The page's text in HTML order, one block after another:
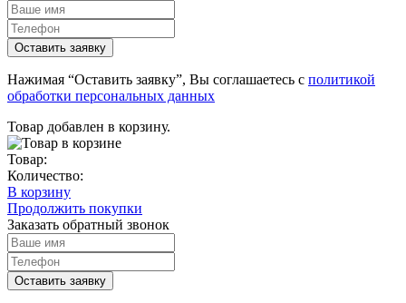
Нажимая “Оставить заявку”, Вы соглашаетесь с политикой
обработки персональных данных
Товар добавлен в корзину.
Товар:
Количество:
В корзину
Продолжить покупки
Заказать обратный звонок